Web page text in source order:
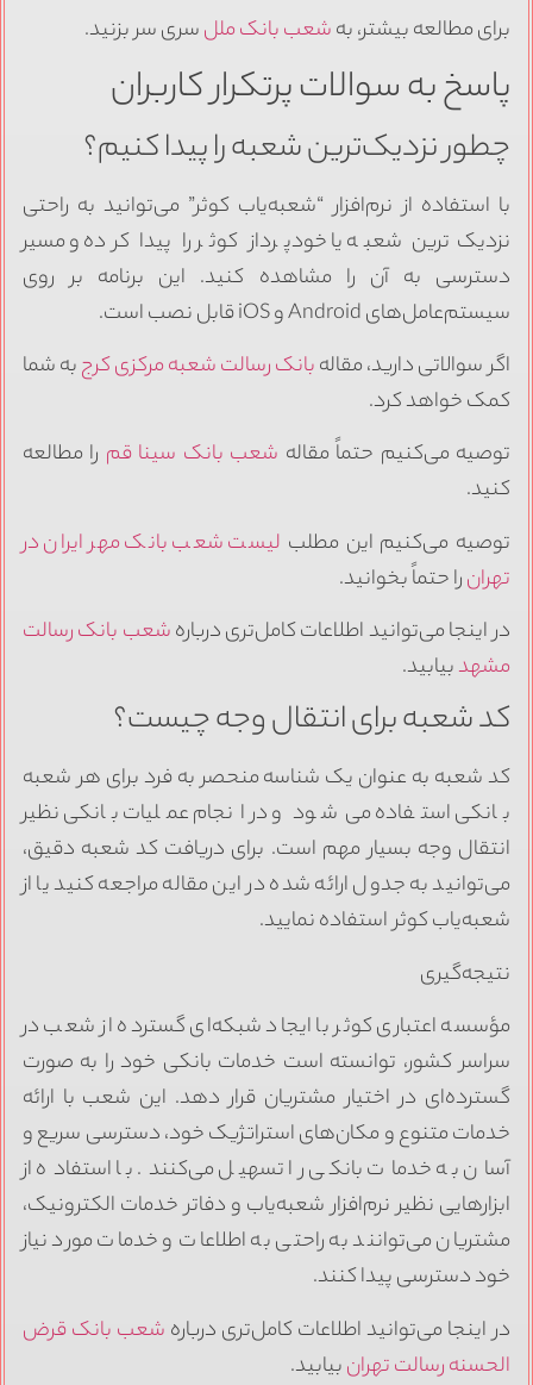
برای مطالعه بیشتر، بهشعب بانک مللسری سر بزنید.
پاسخ به سوالات پرتکرار کاربران
چطور نزدیک‌ترین شعبه را پیدا کنیم؟
با استفاده از نرم‌افزار “شعبه‌یاب کوثر” می‌توانید به راحتی
نزدیک‌ترین شعبه یا خودپرداز کوثر را پیدا کرده و مسیر
دسترسی به آن را مشاهده کنید. این برنامه بر روی
سیستم‌عامل‌های Android و iOS قابل نصب است.
اگر سوالاتی دارید، مقالهبانک رسالت شعبه مرکزی کرجبه شما
کمک خواهد کرد.
توصیه می‌کنیم حتماً مقاله شعب بانک سینا قمرا مطالعه
کنید.
توصیه می‌کنیم این مطلب لیست شعب بانک مهر ایران در
تهرانرا حتماً بخوانید.
در اینجا می‌توانید اطلاعات کامل‌تری دربارهشعب بانک رسالت
مشهدبیابید.
کد شعبه برای انتقال وجه چیست؟
کد شعبه به عنوان یک شناسه منحصر به فرد برای هر شعبه
بانکی استفاده می‌شود و در انجام عملیات بانکی نظیر
انتقال وجه بسیار مهم است. برای دریافت کد شعبه دقیق،
می‌توانید به جدول ارائه شده در این مقاله مراجعه کنید یا از
شعبه‌یاب کوثر استفاده نمایید.
نتیجه‌گیری
مؤسسه اعتباری کوثر با ایجاد شبکه‌ای گسترده از شعب در
سراسر کشور، توانسته است خدمات بانکی خود را به صورت
گسترده‌ای در اختیار مشتریان قرار دهد. این شعب با ارائه
خدمات متنوع و مکان‌های استراتژیک خود، دسترسی سریع و
آسان به خدمات بانکی را تسهیل می‌کنند. با استفاده از
ابزارهایی نظیر نرم‌افزار شعبه‌یاب و دفاتر خدمات الکترونیک،
مشتریان می‌توانند به راحتی به اطلاعات و خدمات مورد نیاز
خود دسترسی پیدا کنند.
در اینجا می‌توانید اطلاعات کامل‌تری درباره شعب بانک قرض
الحسنه رسالت تهرانبیابید.